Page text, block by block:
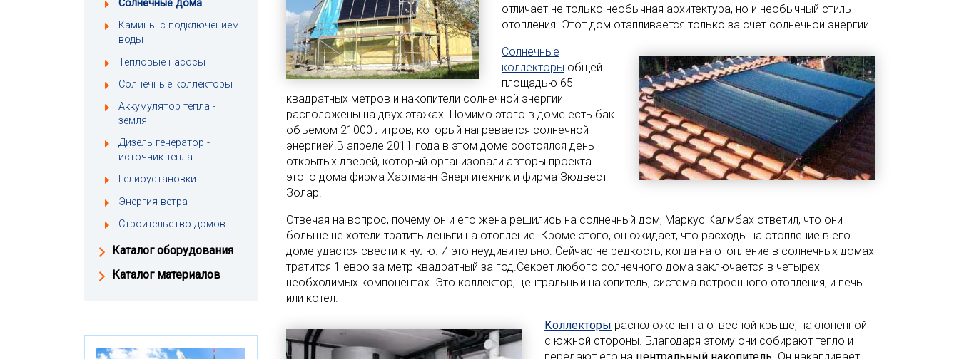
отличает не только необычная архитектура, но и необычный стиль
отопления. Этот дом отапливается только за счет солнечной энергии.
Солнечные
коллекторы общей
площадью 65
квадратных метров и накопители солнечной энергии
расположены на двух этажах. Помимо этого в доме есть бак
объемом 21000 литров, который нагревается солнечной
энергией.В апреле 2011 года в этом доме состоялся день
открытых дверей, который организовали авторы проекта
этого дома фирма Хартманн Энергитехник и фирма Зюдвест-
Золар.
Отвечая на вопрос, почему он и его жена решились на солнечный дом, Маркус Калмбах ответил, что они
больше не хотели тратить деньги на отопление. Кроме этого, он ожидает, что расходы на отопление в его
доме удастся свести к нулю. И это неудивительно. Сейчас не редкость, когда на отопление в солнечных домах
тратится 1 евро за метр квадратный за год.Секрет любого солнечного дома заключается в четырех
необходимых компонентах. Это коллектор, центральный накопитель, система встроенного отопления, и печь
или котел.
Коллекторы расположены на отвесной крыше, наклоненной
с южной стороны. Благодаря этому они собирают тепло и
Солнечные дома
Камины с подключением
воды
Тепловые насосы
Солнечные коллекторы
Аккумулятор тепла -
земля
Дизель генератор -
источник тепла
Гелиоустановки
Энергия ветра
Строительство домов
Каталог оборудования
Каталог материалов